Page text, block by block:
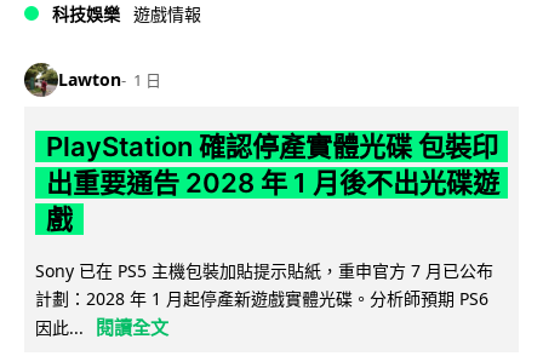
科技娛樂 遊戲情報
Lawton 1 日
PlayStation 確認停產實體光碟 包裝印
出重要通告 2028 年 1 月後不出光碟遊
戲
Sony 已在 PS5 主機包裝加貼提示貼紙，重申官方 7 月已公布
計劃：2028 年 1 月起停產新遊戲實體光碟。分析師預期 PS6
因此...
閱讀全文